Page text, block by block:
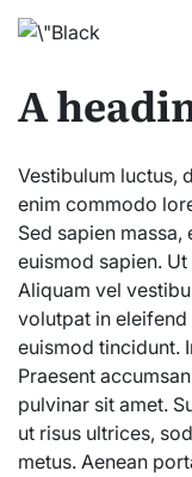
A
Vestibulum luctus,
enim commodo
Sed sapien
euismod sapien.
Aliquam vel
volutpat in eleifend
euismod tincidunt.
Praesent
pulvinar sit amet.
ut risus ultrices,
metus. Aenean